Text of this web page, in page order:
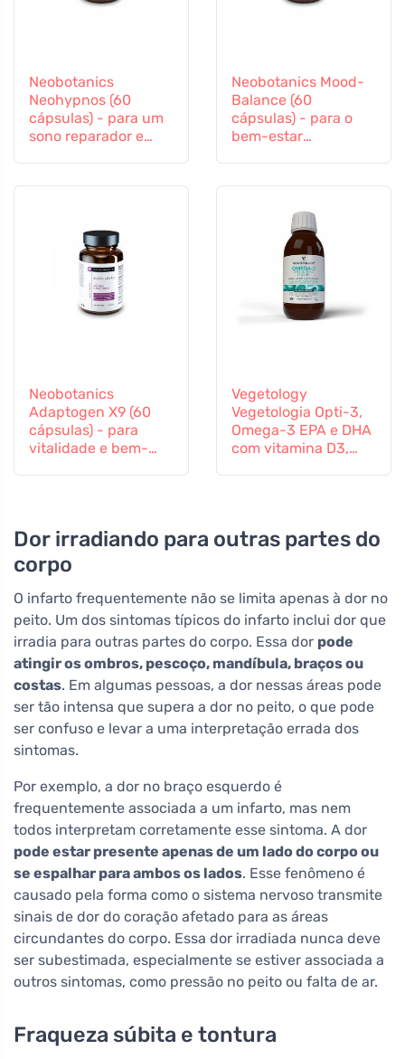
Neobotanics
Neohypnos (60
cápsulas) - para um
sono reparador e
Neobotanics Mood-
Balance (60
cápsulas) - para o
bem-estar
Neobotanics
Adaptogen X9 (60
cápsulas) - para
vitalidade e bem-
Vegetology
Vegetologia Opti-3,
Omega-3 EPA e DHA
com vitamina D3,
Dor irradiando para outras partes do
corpo
O infarto frequentemente não se limita apenas à dor no
peito. Um dos sintomas típicos do infarto inclui dor que
irradia para outras partes do corpo. Essa dor pode
atingir os ombros, pescoço, mandíbula, braços ou
costas. Em algumas pessoas, a dor nessas áreas pode
ser tão intensa que supera a dor no peito, o que pode
ser confuso e levar a uma interpretação errada dos
sintomas.
Por exemplo, a dor no braço esquerdo é
frequentemente associada a um infarto, mas nem
todos interpretam corretamente esse sintoma. A dor
pode estar presente apenas de um lado do corpo ou
se espalhar para ambos os lados. Esse fenômeno é
causado pela forma como o sistema nervoso transmite
sinais de dor do coração afetado para as áreas
circundantes do corpo. Essa dor irradiada nunca deve
ser subestimada, especialmente se estiver associada a
outros sintomas, como pressão no peito ou falta de ar.
Fraqueza súbita e tontura